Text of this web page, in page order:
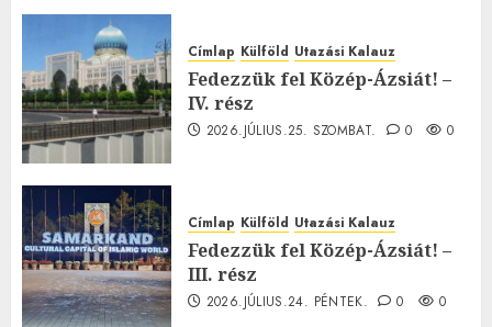
Címlap Külföld Utazási Kalauz
Fedezzük fel Közép-Ázsiát! –
IV. rész
2026.JÚLIUS.25. SZOMBAT. 0 0
Címlap Külföld Utazási Kalauz
Fedezzük fel Közép-Ázsiát! –
III. rész
2026.JÚLIUS.24. PÉNTEK. 0 0